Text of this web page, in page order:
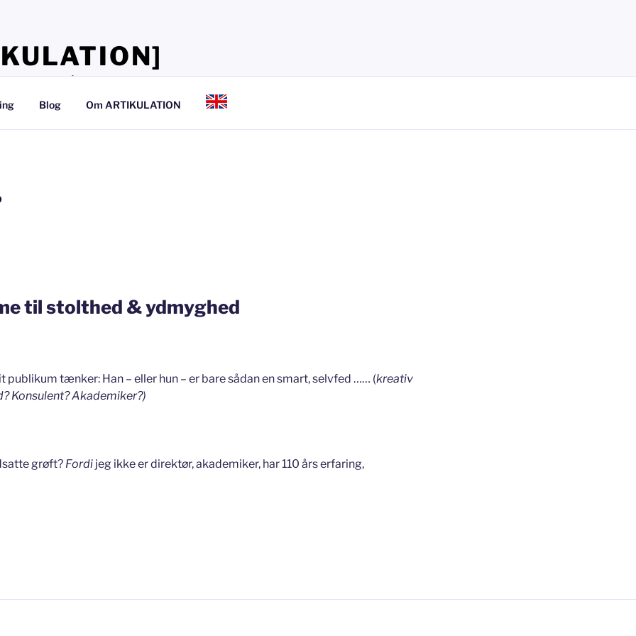
at tale så det kan mærkes
Blog Om ARTIKULATION
til stolthed & ydmyghed
publikum tænker: Han – eller hun – er bare sådan en smart, selvfed …… (kreativ
Konsulent? Akademiker?)
grøft? Fordi jeg ikke er direktør, akademiker, har 110 års erfaring,